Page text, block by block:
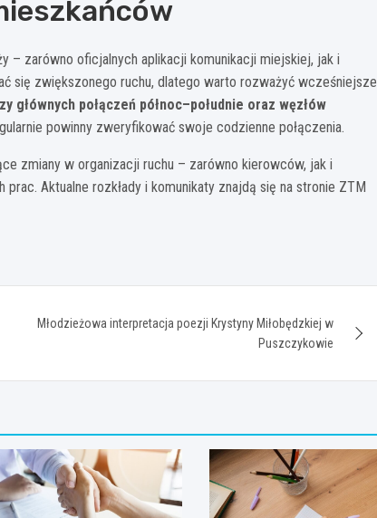
– zarówno oficjalnych aplikacji komunikacji miejskiej, jak i
się zwiększonego ruchu, dlatego warto rozważyć wcześniejsze
głównych połączeń północ–południe oraz węzłów
powinny zweryfikować swoje codzienne połączenia.
zmiany w organizacji ruchu – zarówno kierowców, jak i
Aktualne rozkłady i komunikaty znajdą się na stronie ZTM
Młodzieżowa interpretacja poezji Krystyny Miłobędzkiej w
Puszczykowie